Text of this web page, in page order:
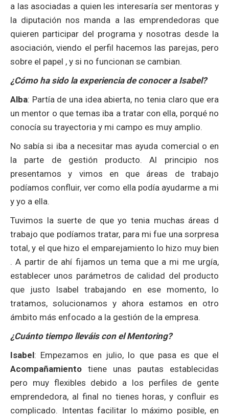
a las asociadas a quien les interesaría ser mentoras y
la diputación nos manda a las emprendedoras que
quieren participar del programa y nosotras desde la
asociación, viendo el perfil hacemos las parejas, pero
sobre el papel , y si no funcionan se cambian.
¿Cómo ha sido la experiencia de conocer a Isabel?
Alba: Partía de una idea abierta, no tenia claro que era
un mentor o que temas iba a tratar con ella, porqué no
conocía su trayectoria y mi campo es muy amplio.
No sabía si iba a necesitar mas ayuda comercial o en
la parte de gestión producto. Al principio nos
presentamos y vimos en que áreas de trabajo
podíamos confluir, ver como ella podía ayudarme a mi
y yo a ella.
Tuvimos la suerte de que yo tenia muchas áreas d
trabajo que podíamos tratar, para mi fue una sorpresa
total, y el que hizo el emparejamiento lo hizo muy bien
. A partir de ahí fijamos un tema que a mi me urgía,
establecer unos parámetros de calidad del producto
que justo Isabel trabajando en ese momento, lo
tratamos, solucionamos y ahora estamos en otro
ámbito más enfocado a la gestión de la empresa.
¿Cuánto tiempo lleváis con el Mentoring?
Isabel: Empezamos en julio, lo que pasa es que el
Acompañamiento tiene unas pautas establecidas
pero muy flexibles debido a los perfiles de gente
emprendedora, al final no tienes horas, y confluir es
complicado. Intentas facilitar lo máximo posible, en